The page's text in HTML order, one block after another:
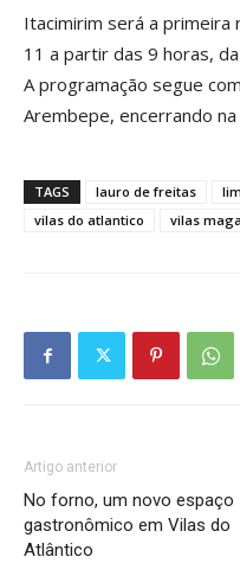
Itacimirim será a primeira
11 a partir das 9 horas,
A programação segue
Arembepe, encerrando na
TAGS lauro de freitas
vilas do atlantico
vilas
Artigo anterior
No forno, um novo espaço
gastronômico em Vilas do
Atlântico